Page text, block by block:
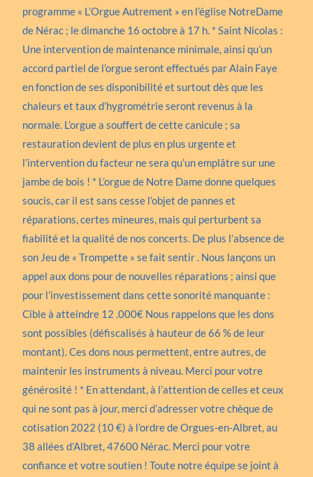
programme « L’Orgue Autrement » en l’église NotreDame
de Nérac ; le dimanche 16 octobre à 17 h. * Saint Nicolas :
Une intervention de maintenance minimale, ainsi qu’un
accord partiel de l’orgue seront effectués par Alain Faye
en fonction de ses disponibilité et surtout dès que les
chaleurs et taux d’hygrométrie seront revenus à la
normale. L’orgue a souffert de cette canicule ; sa
restauration devient de plus en plus urgente et
l’intervention du facteur ne sera qu’un emplâtre sur une
jambe de bois ! * L’orgue de Notre Dame donne quelques
soucis, car il est sans cesse l’objet de pannes et
réparations, certes mineures, mais qui perturbent sa
fiabilité et la qualité de nos concerts. De plus l’absence de
son Jeu de « Trompette » se fait sentir . Nous lançons un
appel aux dons pour de nouvelles réparations ; ainsi que
pour l’investissement dans cette sonorité manquante :
Cible à atteindre 12 .000€ Nous rappelons que les dons
sont possibles (défiscalisés à hauteur de 66 % de leur
montant). Ces dons nous permettent, entre autres, de
maintenir les instruments à niveau. Merci pour votre
générosité ! * En attendant, à l’attention de celles et ceux
qui ne sont pas à jour, merci d’adresser votre chèque de
cotisation 2022 (10 €) à l’ordre de Orgues-en-Albret, au
38 allées d’Albret, 47600 Nérac. Merci pour votre
confiance et votre soutien ! Toute notre équipe se joint à